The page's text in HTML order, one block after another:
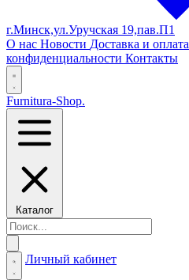
г.Минск,ул.Уручская 19,пав.П1
О нас Новости Доставка и оплата
конфиденциальности Контакты
Furnitura-Shop.
Каталог
Личный кабинет